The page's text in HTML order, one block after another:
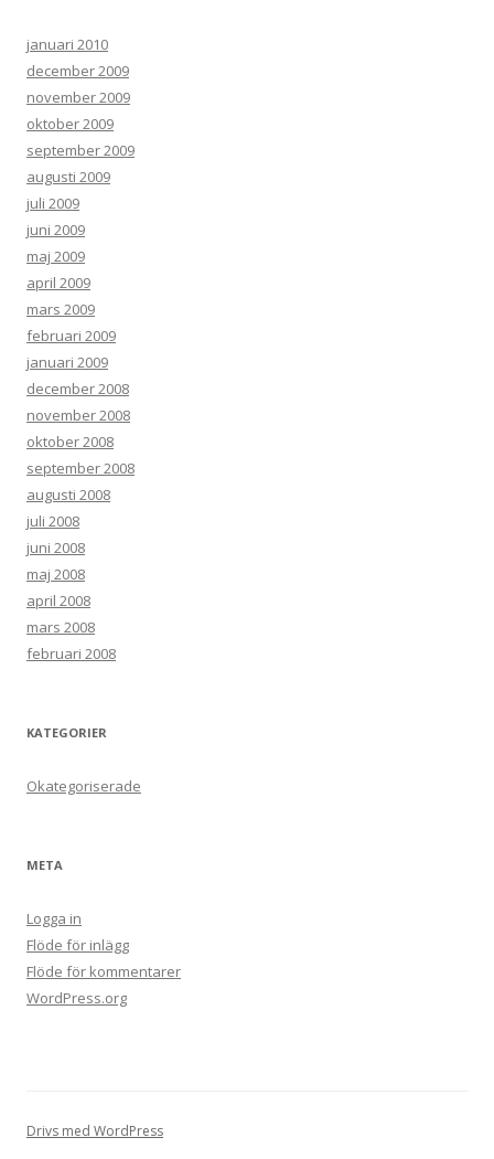
januari 2010
december 2009
november 2009
oktober 2009
september 2009
augusti 2009
juli 2009
juni 2009
maj 2009
april 2009
mars 2009
februari 2009
januari 2009
december 2008
november 2008
oktober 2008
september 2008
augusti 2008
juli 2008
juni 2008
maj 2008
april 2008
mars 2008
februari 2008
KATEGORIER
Okategoriserade
META
Logga in
Flöde för inlägg
Flöde för kommentarer
WordPress.org
Drivs med WordPress